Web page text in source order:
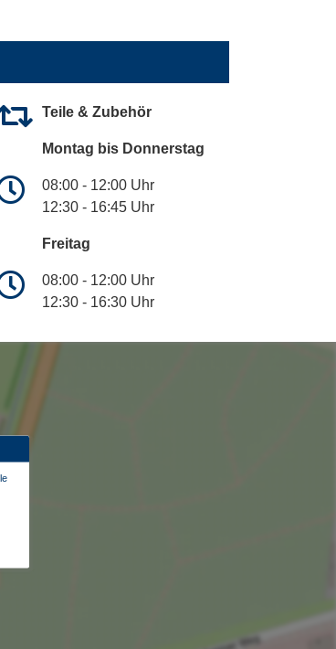
Teile & Zubehör
Montag bis Donnerstag
08:00 - 12:00 Uhr
12:30 - 16:45 Uhr
Freitag
08:00 - 12:00 Uhr
12:30 - 16:30 Uhr